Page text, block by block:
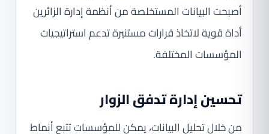
أصبحت البيانات المستخلصة من أنظمة إدارة الزائرين
أداة قوية لاتخاذ قرارات مستنيرة تدعم استراتيجيات
المؤسسات المختلفة.
تحسين إدارة تدفق الزوار
من خلال تحليل البيانات، يمكن للمؤسسات تتبع أنماط